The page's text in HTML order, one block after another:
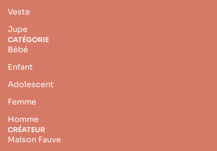
Veste
Jupe
CATÉGORIE
Bébé
Enfant
Adolescent
Femme
Homme
CRÉATEUR
Maison Fauve